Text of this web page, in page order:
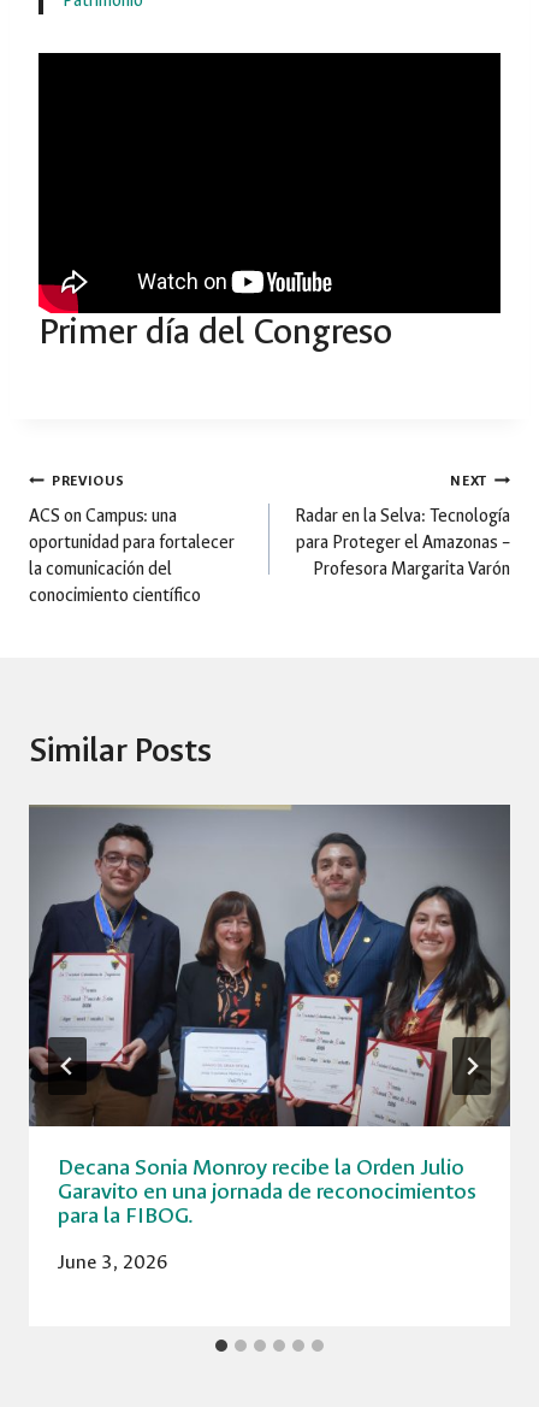
Primer día del Congreso
Post
navigation
PREVIOUS
ACS on Campus: una
oportunidad para fortalecer
la comunicación del
conocimiento científico
NEXT
Radar en la Selva: Tecnología
para Proteger el Amazonas –
Profesora Margarita Varón
Similar Posts
Decana Sonia Monroy recibe la Orden Julio
Garavito en una jornada de reconocimientos
para la FIBOG.
June 3, 2026